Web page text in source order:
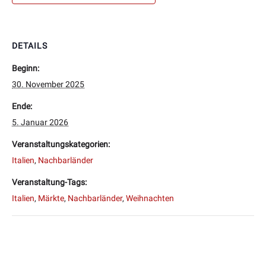
DETAILS
Beginn:
30. November 2025
Ende:
5. Januar 2026
Veranstaltungskategorien:
Italien, Nachbarländer
Veranstaltung-Tags:
Italien, Märkte, Nachbarländer, Weihnachten